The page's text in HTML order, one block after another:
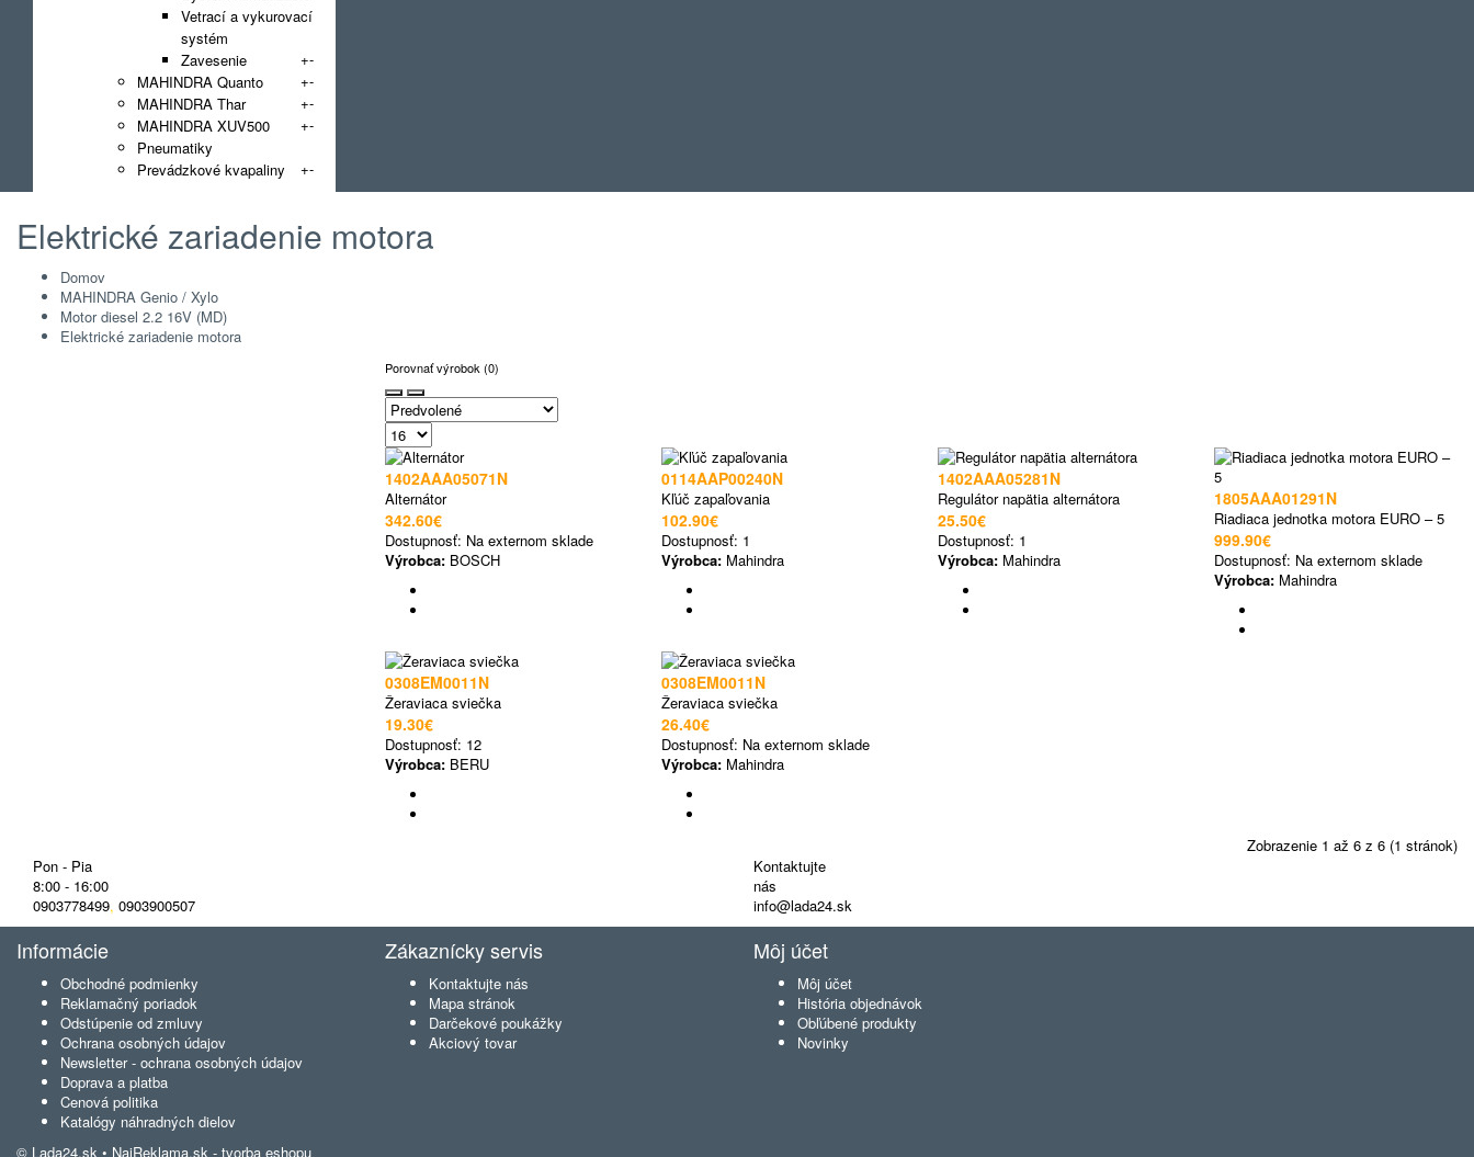
Vetrací a vykurovací
systém
Zavesenie
+-
MAHINDRA Quanto
+-
MAHINDRA Thar
+-
MAHINDRA XUV500
+-
Pneumatiky
Prevádzkové kvapaliny
+-
Elektrické zariadenie motora
Domov
MAHINDRA Genio / Xylo
Motor diesel 2.2 16V (MD)
Elektrické zariadenie motora
Porovnať výrobok (0)
1402AAA05071N
Alternátor
342.60€
Dostupnosť: Na externom sklade
Výrobca: BOSCH
0114AAP00240N
Kľúč zapaľovania
102.90€
Dostupnosť: 1
Výrobca: Mahindra
1402AAA05281N
Regulátor napätia alternátora
25.50€
Dostupnosť: 1
Výrobca: Mahindra
1805AAA01291N
Riadiaca jednotka motora EURO – 5
999.90€
Dostupnosť: Na externom sklade
Výrobca: Mahindra
0308EM0011N
Žeraviaca sviečka
19.30€
Dostupnosť: 12
Výrobca: BERU
0308EM0011N
Žeraviaca sviečka
26.40€
Dostupnosť: Na externom sklade
Výrobca: Mahindra
Zobrazenie 1 až 6 z 6 (1 stránok)
Pon - Pia
8:00 - 16:00
0903778499, 0903900507
Kontaktujte
nás
info@lada24.sk
Informácie
Obchodné podmienky
Reklamačný poriadok
Odstúpenie od zmluvy
Ochrana osobných údajov
Newsletter - ochrana osobných údajov
Doprava a platba
Cenová politika
Katalógy náhradných dielov
Zákaznícky servis
Kontaktujte nás
Mapa stránok
Darčekové poukážky
Akciový tovar
Môj účet
Môj účet
História objednávok
Obľúbené produkty
Novinky
© Lada24.sk • NajReklama.sk - tvorba eshopu